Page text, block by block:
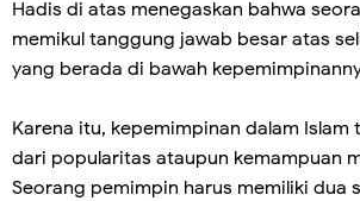
Hadis di atas menegaskan bahwa
memikul tanggung jawab besar atas
yang berada di bawah
Karena itu, kepemimpinan dalam
dari popularitas ataupun kemampuan
Seorang pemimpin harus memiliki dua